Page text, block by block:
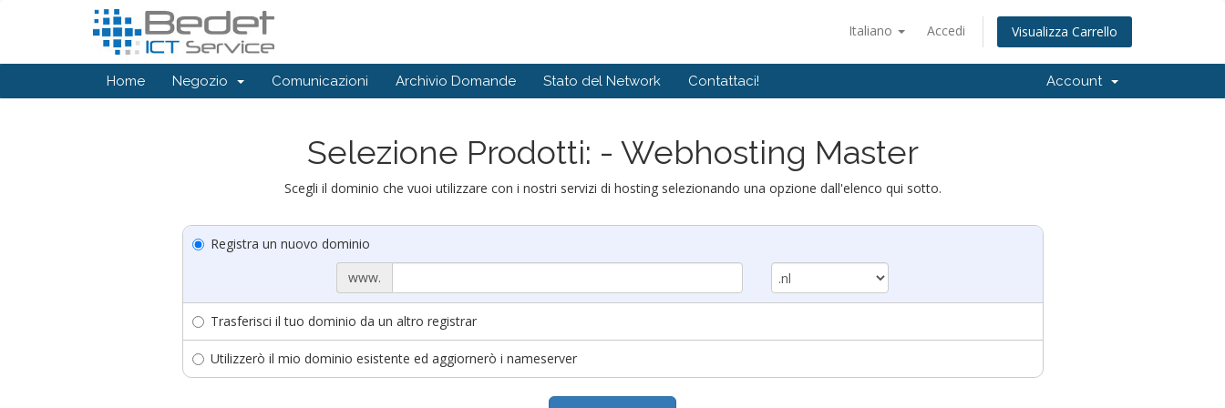
Italiano Accedi Visualizza Carrello
Home Negozio Comunicazioni Archivio Domande Stato del Network Contattaci! Account
Selezione Prodotti: - Webhosting Master
Scegli il dominio che vuoi utilizzare con i nostri servizi di hosting selezionando una opzione dall'elenco qui sotto.
Registra un nuovo dominio
www.
Trasferisci il tuo dominio da un altro registrar
Utilizzerò il mio dominio esistente ed aggiornerò i nameserver